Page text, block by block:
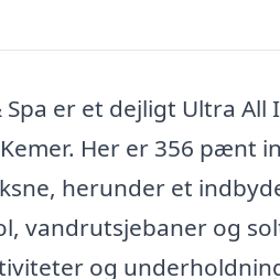
Spa er et dejligt Ultra
Her er 356 pænt
herunder et
vandrutsjebaner og
og